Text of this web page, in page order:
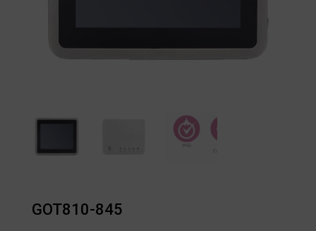
GOT810-845